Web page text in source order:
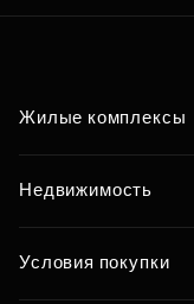
Жилые комплексы
Недвижимость
Условия покупки